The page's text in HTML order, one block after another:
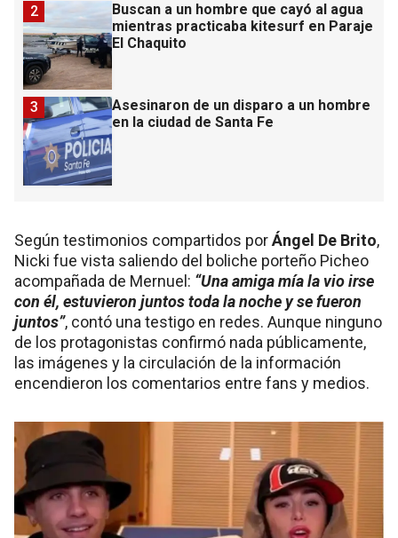
Buscan a un hombre que cayó al agua
mientras practicaba kitesurf en Paraje
El Chaquito
2
Asesinaron de un disparo a un hombre
en la ciudad de Santa Fe
3
Según testimonios compartidos porÁngel De Brito,
Nicki fue vista saliendo del boliche porteño Picheo
acompañada de Mernuel: “Una amiga mía la vio irse
con él, estuvieron juntos toda la noche y se fueron
juntos”, contó una testigo en redes. Aunque ninguno
de los protagonistas confirmó nada públicamente,
las imágenes y la circulación de la información
encendieron los comentarios entre fans y medios.